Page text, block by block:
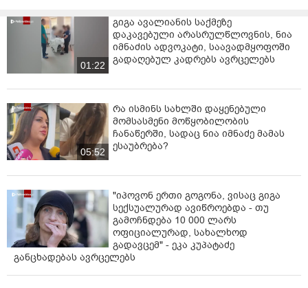
01:22
გიგა ავალიანის საქმეზე
დაკავებული არასრულწლოვნის, ნია
იმნაძის ადვოკატი, საავადმყოფოში
გადაღებულ კადრებს ავრცელებს
05:52
რა ისმინს სახლში დაყენებული
მომსასმენი მოწყობილობის
ჩანაწერში, სადაც ნია იმნაძე მამას
ესაუბრება?
"იპოვონ ერთი გოგონა, ვისაც გიგა
სექსუალურად ავიწროებდა - თუ
გამოჩნდება 10 000 ლარს
ოფიციალურად, სახალხოდ
გადავცემ" - ეკა კუპატაძე
განცხადებას ავრცელებს